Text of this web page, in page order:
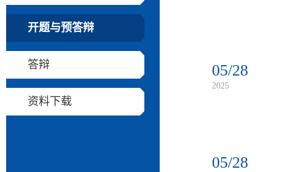
开题与预答辩
答辩
资料下载
05/28
2025
05/28